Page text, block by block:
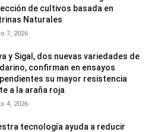
de cultivos basada en
Naturales
7, 2026
y Sigal, dos nuevas variedades de
confirman en ensayos
su mayor resistencia
a la araña roja
4, 2026
tecnología ayuda a reducir